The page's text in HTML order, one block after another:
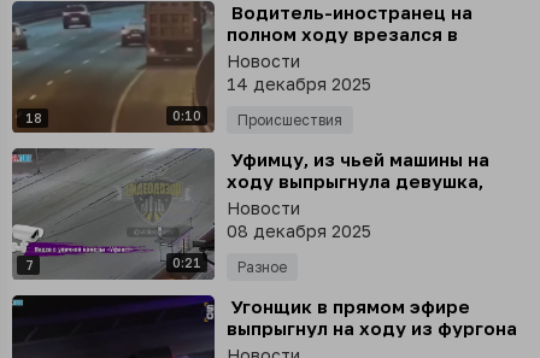
18 0:10
⁣ Водитель-иностранец на
полном ходу врезался в
грузовик на КАД – один его
пассажир погиб, а второй
получил тяжёлые травмы
Новости
14 декабря 2025
Происшествия
7 0:21
⁣ Уфимцу, из чьей машины на
ходу выпрыгнула девушка,
дали 5,5 лет строгого режима
Новости
08 декабря 2025
Разное
⁣ Угонщик в прямом эфире
выпрыгнул на ходу из фургона
- прямо под колёса встречки в